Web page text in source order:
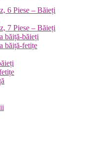
6 Piese – Băieți
7 Piese – Băieți
băiță-băieți
băiță-fetițe